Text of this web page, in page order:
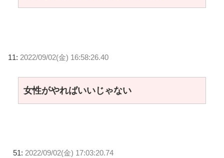
11: 2022/09/02(金) 16:58:26.40
女性がやればいいじゃない
51: 2022/09/02(金) 17:03:20.74